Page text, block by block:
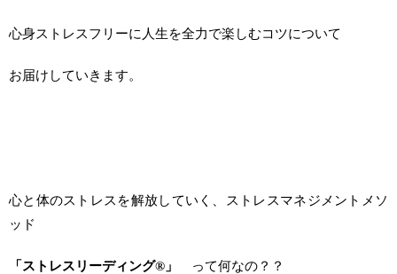
心身ストレスフリーに人生を全力で楽しむコツについて
お届けしていきます。
心と体のストレスを解放していく、ストレスマネジメントメソ
ッド
「ストレスリーディング®︎」 って何なの？？